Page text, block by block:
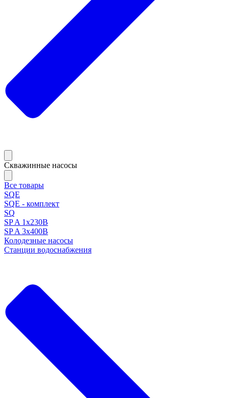
Скважинные насосы
Все товары
SQE
SQE - комплект
SQ
SP A 1x230В
SP A 3x400В
Колодезные насосы
Станции водоснабжения